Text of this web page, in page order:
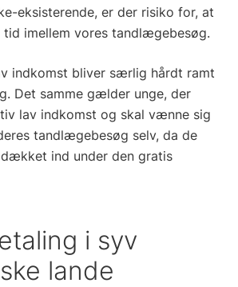
eksisterende, er der risiko for, at
imellem vores tandlægebesøg.
indkomst bliver særlig hårdt ramt
Det samme gælder unge, der
lav indkomst og skal vænne sig
tandlægebesøg selv, da de
ind under den gratis
i syv
lande